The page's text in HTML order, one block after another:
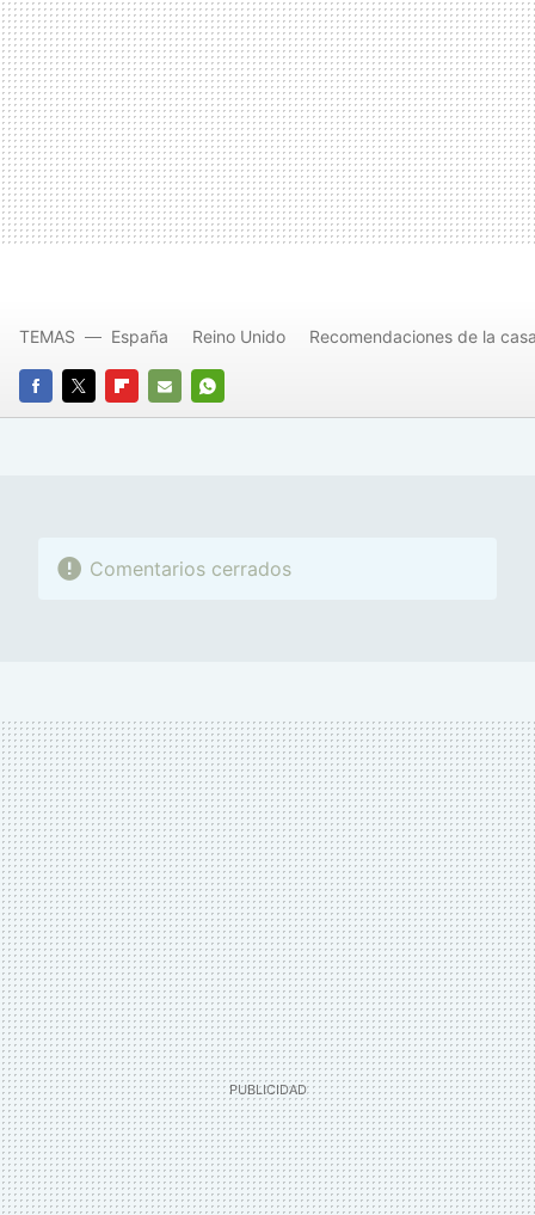
FACEBOOK
TWITTERFLIPBOARD
E-
WHATSAPP
TEMAS España Reino Unido Recomendaciones de la
Comentarios cerrados